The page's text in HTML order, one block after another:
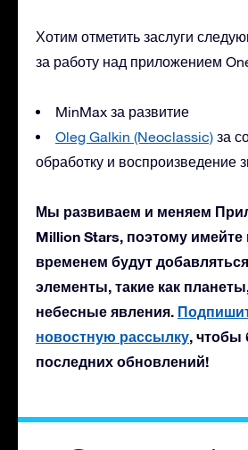
Хотим отметить заслуги
за работу над приложением
MinMax за развитие
Oleg Galkin (Neoclassic) за
обработку и воспроизведение
Мы развиваем и меняем
Million Stars, поэтому имейте
временем будут
элементы, такие как
небесные явления.
новостную рассылку, чтобы
последних обновлений!